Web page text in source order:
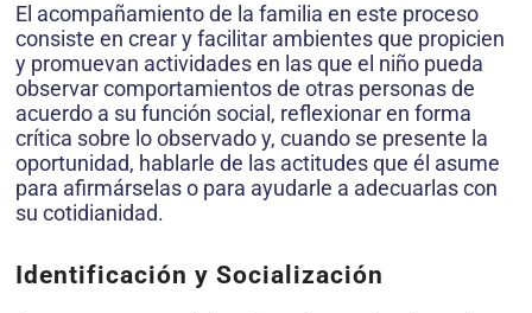
El acompañamiento de la familia en este proceso
consiste en crear y facilitar ambientes que propicien
y promuevan actividades en las que el niño pueda
observar comportamientos de otras personas de
acuerdo a su función social, reflexionar en forma
crítica sobre lo observado y, cuando se presente la
oportunidad, hablarle de las actitudes que él asume
para afirmárselas o para ayudarle a adecuarlas con
su cotidianidad.
Identificación y Socialización